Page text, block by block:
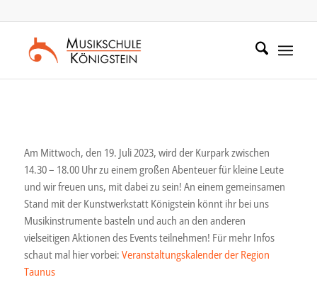
Inhalt
springen
Navigation
springen
Am Mittwoch, den 19. Juli 2023, wird der Kurpark zwischen
14.30 – 18.00 Uhr zu einem großen Abenteuer für kleine Leute
und wir freuen uns, mit dabei zu sein! An einem gemeinsamen
Stand mit der Kunstwerkstatt Königstein könnt ihr bei uns
Musikinstrumente basteln und auch an den anderen
vielseitigen Aktionen des Events teilnehmen! Für mehr Infos
schaut mal hier vorbei: Veranstaltungskalender der Region
Taunus